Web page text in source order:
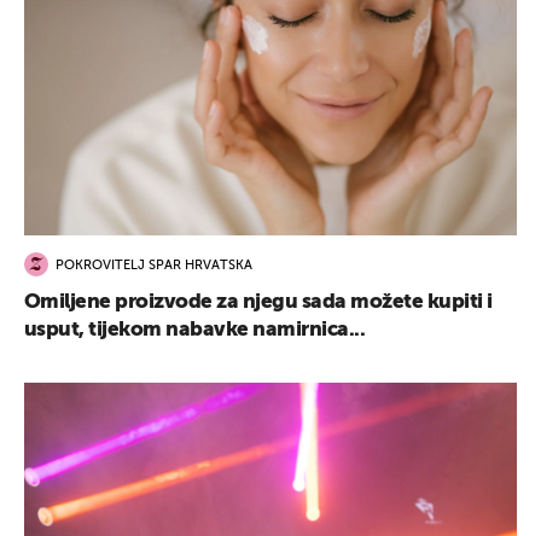
POKROVITELJ SPAR HRVATSKA
Omiljene proizvode za njegu sada možete kupiti i
usput, tijekom nabavke namirnica...